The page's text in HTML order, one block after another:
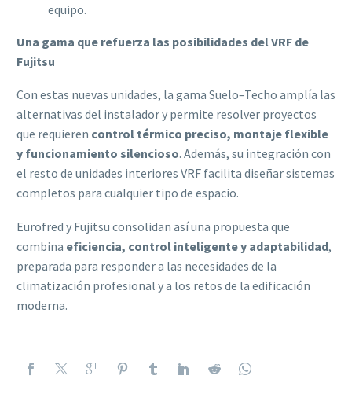
equipo.
Una gama que refuerza las posibilidades del VRF de
Fujitsu
Con estas nuevas unidades, la gama Suelo–Techo amplía las
alternativas del instalador y permite resolver proyectos
que requieren control térmico preciso, montaje flexible
y funcionamiento silencioso. Además, su integración con
el resto de unidades interiores VRF facilita diseñar sistemas
completos para cualquier tipo de espacio.
Eurofred y Fujitsu consolidan así una propuesta que
combina eficiencia, control inteligente y adaptabilidad,
preparada para responder a las necesidades de la
climatización profesional y a los retos de la edificación
moderna.